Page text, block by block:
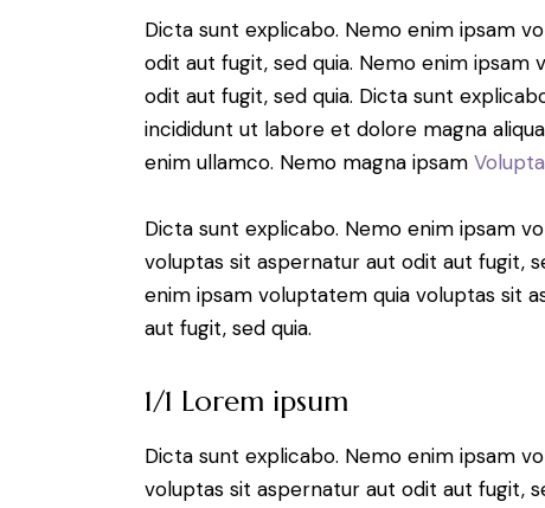
Dicta sunt explicabo. Nemo enim ipsam
odit aut fugit, sed quia. Nemo enim
odit aut fugit, sed quia. Dicta sunt
incididunt ut labore et dolore magna
enim ullamco. Nemo magna ipsam
Dicta sunt explicabo. Nemo enim ipsam
voluptas sit aspernatur aut odit aut fugit,
enim ipsam voluptatem quia voluptas sit
aut fugit, sed quia.
1/1 Lorem ipsum
Dicta sunt explicabo. Nemo enim ipsam
voluptas sit aspernatur aut odit aut fugit,